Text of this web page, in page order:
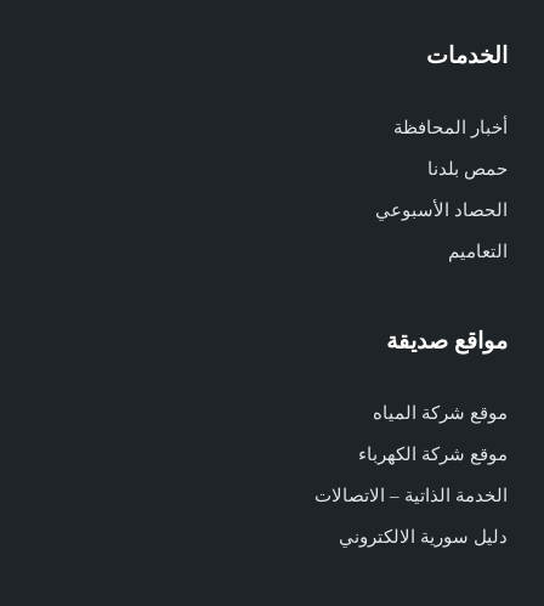
الخدمات
أخبار المحافظة
حمص بلدنا
الحصاد الأسبوعي
التعاميم
مواقع صديقة
موقع شركة المياه
موقع شركة الكهرباء
الخدمة الذاتية – الاتصالات
دليل سورية الالكتروني